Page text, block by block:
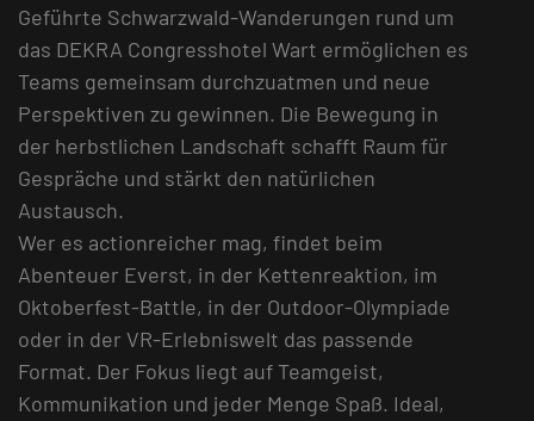
Geführte Schwarzwald-Wanderungen rund um
das DEKRA Congresshotel Wart ermöglichen es
Teams gemeinsam durchzuatmen und neue
Perspektiven zu gewinnen. Die Bewegung in
der herbstlichen Landschaft schafft Raum für
Gespräche und stärkt den natürlichen
Austausch.
Wer es actionreicher mag, findet beim
Abenteuer Everst, in der Kettenreaktion, im
Oktoberfest-Battle, in der Outdoor-Olympiade
oder in der VR-Erlebniswelt das passende
Format. Der Fokus liegt auf Teamgeist,
Kommunikation und jeder Menge Spaß. Ideal,